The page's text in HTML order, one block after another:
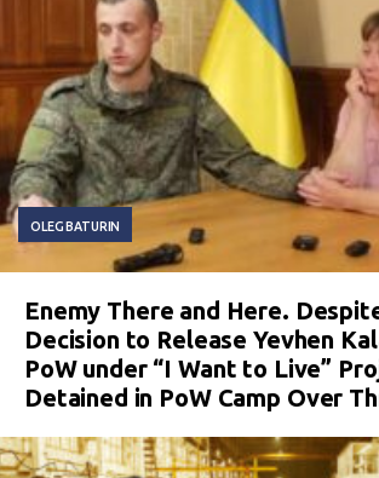
OLEG BATURIN
Enemy There and Here.
Decision to Release Yevhen
PoW under “I Want to Live”
Detained in PoW Camp Over